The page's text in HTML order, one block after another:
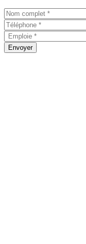
Envoyer